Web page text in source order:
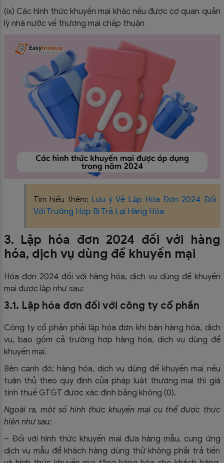
(ix) Các hình thức khuyến mại khác nếu được cơ quan quản
lý nhà nước về thương mại chấp thuận
Tìm hiểu thêm: Lưu ý Về Lập Hóa Đơn 2024 Đối
Với Trường Hợp Bị Trả Lại Hàng Hóa
3. Lập hóa đơn 2024 đối với hàng
hóa, dịch vụ dùng để khuyến mại
Hóa đơn 2024 đối với hàng hóa, dịch vụ dùng để khuyến
mại được lập như sau:
3.1. Lập hóa đơn đối với công ty cổ phần
Công ty cổ phần phải lập hóa đơn khi bán hàng hóa, dịch
vụ, bao gồm cả trường hợp hàng hóa, dịch vụ dùng để
khuyến mại.
Bên cạnh đó; hàng hóa, dịch vụ dùng để khuyến mại nếu
tuân thủ theo quy định của pháp luật thương mại thì giá
tính thuế GTGT được xác định bằng không (0).
Ngoài ra, một số hình thức khuyến mại cụ thể được thực
hiện như sau:
– Đối với hình thức khuyến mại đưa hàng mẫu, cung ứng
dịch vụ mẫu để khách hàng dùng thử không phải trả tiền